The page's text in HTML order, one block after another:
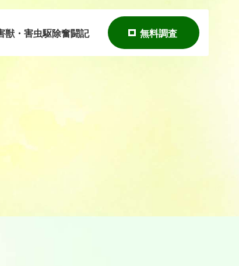
獣・害虫駆除奮闘記 無料調査